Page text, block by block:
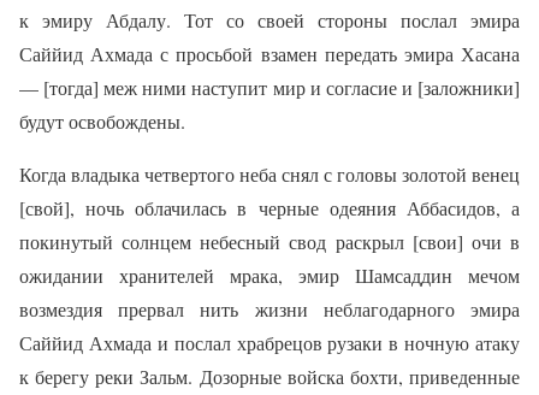
к эмиру Абдалу. Тот со своей стороны послал эмира
Саййид Ахмада с просьбой взамен передать эмира Хасана
— [тогда] меж ними наступит мир и согласие и [заложники]
будут освобождены.
Когда владыка четвертого неба снял с головы золотой венец
[свой], ночь облачилась в черные одеяния Аббасидов, а
покинутый солнцем небесный свод раскрыл [свои] очи в
ожидании хранителей мрака, эмир Шамсаддин мечом
возмездия прервал нить жизни неблагодарного эмира
Саййид Ахмада и послал храбрецов рузаки в ночную атаку
к берегу реки Зальм. Дозорные войска бохти, приведенные